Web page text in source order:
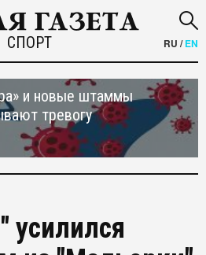
СПОРТ RU /EN
и новые штаммы
тревогу
усилился